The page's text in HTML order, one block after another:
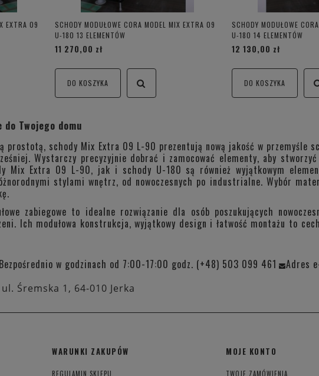
EXTRA 09
SCHODY MODUŁOWE CORA MODEL MIX EXTRA 09
U-180 13 ELEMENTÓW
11 270,00 zł
DO KOSZYKA
SCHODY MODUŁOWE
U-180 14 ELEMENTÓW
12 130,00 zł
DO KOSZYKA
do Twojego domu
prostotą, schody Mix Extra 09 L-90 prezentują nową jakość w przemyśle
Wystarczy precyzyjnie dobrać i zamocować elementy, aby
Mix Extra 09 L-90, jak i schody U-180 są również wyjątkowym
stylami wnętrz, od nowoczesnych po industrialne. Wybór
zabiegowe to idealne rozwiązanie dla osób poszukujących
Ich modułowa konstrukcja, wyjątkowy design i łatwość montażu to
Bezpośrednio w godzinach od 7:00-17:00 godz. (+48) 503 099 461 Adres
Śremska 1, 64-010 Jerka
WARUNKI ZAKUPÓW
REGULAMIN SKLEPU
MOJE KONTO
TWOJE ZAMÓWIENIA